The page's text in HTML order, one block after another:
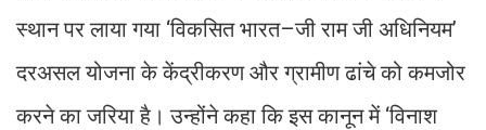
स्थान पर लाया गया ‘विकसित भारत–जी राम जी अधिनियम’
दरअसल योजना के केंद्रीकरण और ग्रामीण ढांचे को कमजोर
करने का जरिया है। उन्होंने कहा कि इस कानून में ‘विनाश